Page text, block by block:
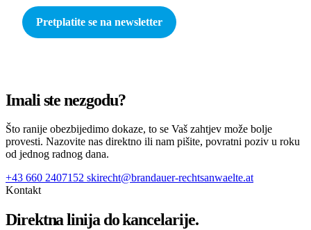
Pretplatite se na newsletter
Imali ste nezgodu?
Što ranije obezbijedimo dokaze, to se Vaš zahtjev može bolje
provesti. Nazovite nas direktno ili nam pišite, povratni poziv u roku
od jednog radnog dana.
+43 660 2407152 skirecht@brandauer-rechtsanwaelte.at
Kontakt
Direktna linija do kancelarije.